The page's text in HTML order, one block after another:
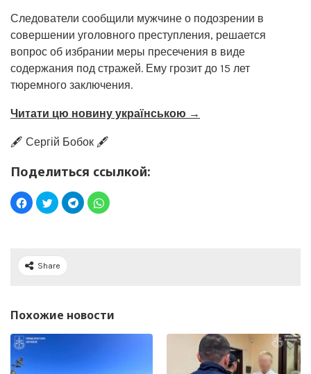
Следователи сообщили мужчине о подозрении в
совершении уголовного преступления, решается
вопрос об избрании меры пресечения в виде
содержания под стражей. Ему грозит до 15 лет
тюремного заключения.
Читати цю новину українською →
🖋️ Сергій Бобок 🖋️
Поделиться ссылкой:
Share
Похожие новости